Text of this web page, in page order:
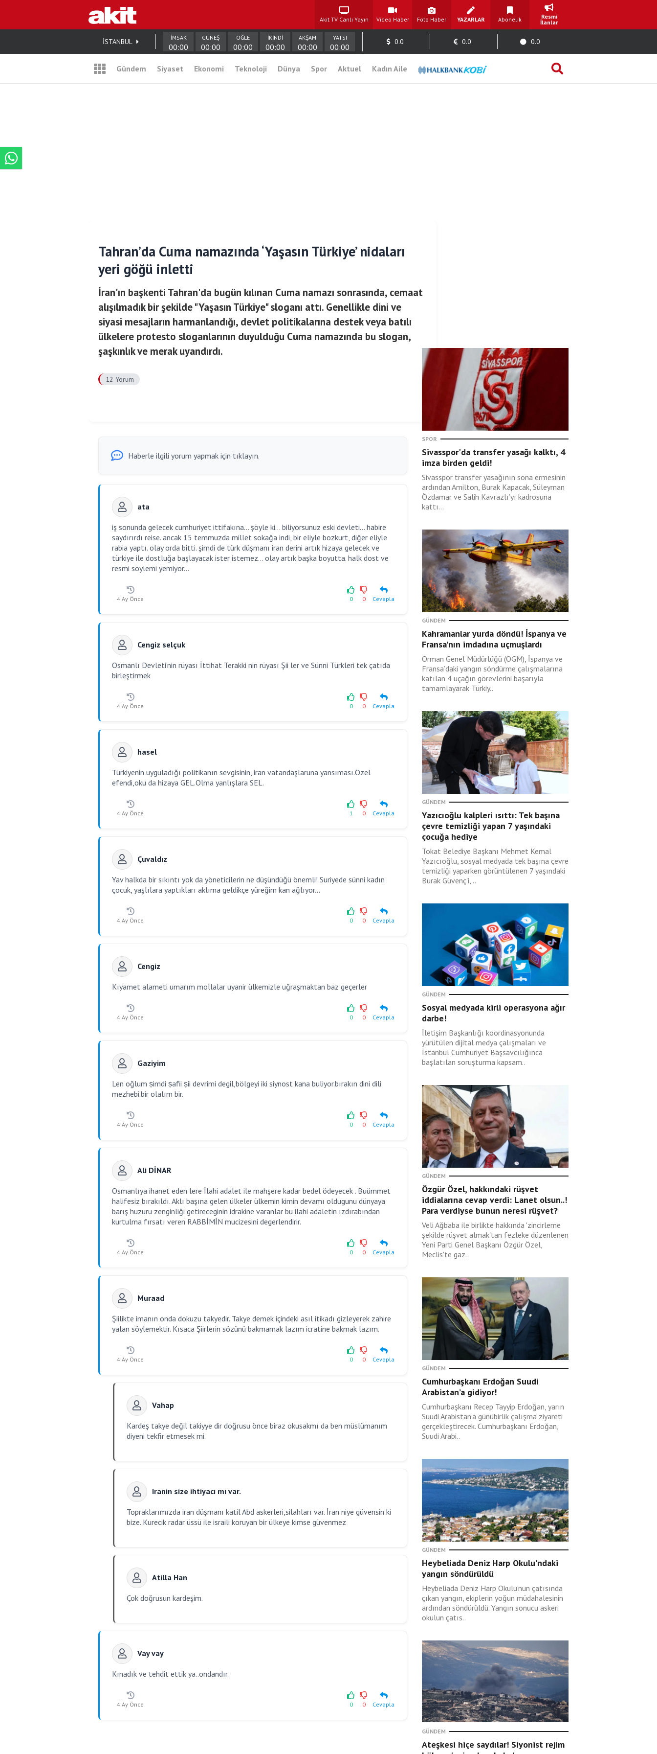
Akit TV Canlı Yayın Video Haber Foto Haber YAZARLAR Abonelik
Resmi
İlanlar
İSTANBUL İMSAK
00:00
GÜNEŞ
00:00
ÖĞLE
00:00
İKİNDİ
00:00
AKŞAM
00:00
YATSI
00:00
0.0 0.0 0.0
Gündem Siyaset Ekonomi Teknoloji Dünya Spor Aktuel Kadın Aile
Tahran’da Cuma namazında ‘Yaşasın Türkiye’ nidaları
yeri göğü inletti
İran'ın başkenti Tahran'da bugün kılınan Cuma namazı sonrasında, cemaat
alışılmadık bir şekilde "Yaşasın Türkiye" sloganı attı. Genellikle dini ve
siyasi mesajların harmanlandığı, devlet politikalarına destek veya batılı
ülkelere protesto sloganlarının duyulduğu Cuma namazında bu slogan,
şaşkınlık ve merak uyandırdı.
12 Yorum
Haberle ilgili yorum yapmak için tıklayın.
ata
iş sonunda gelecek cumhuriyet ittifakına... şöyle ki... biliyorsunuz eski devleti... habire
saydırırdı reise. ancak 15 temmuzda millet sokağa indi, bir eliyle bozkurt, diğer eliyle
rabia yaptı. olay orda bitti. şimdi de türk düşmanı iran derini artık hizaya gelecek ve
türkiye ile dostluğa başlayacak ister istemez... olay artık başka boyutta. halk dost ve
resmi söylemi yemiyor...
4 Ay Önce 0 0 Cevapla
Cengiz selçuk
Osmanlı Devleti'nin rüyası İttihat Terakki nin rüyası Şii ler ve Sünni Türkleri tek çatıda
birleştirmek
4 Ay Önce 0 0 Cevapla
hasel
Türkiyenin uyguladığı politikanın sevgisinin, iran vatandaşlaruna yansıması.Özel
efendi,oku da hizaya GEL.Olma yanlışlara SEL.
4 Ay Önce 1 0 Cevapla
Çuvaldız
Yav halkda bir sıkıntı yok da yöneticilerin ne düşündüğü önemli! Suriyede sünni kadın
çocuk, yaşlılara yaptıkları aklıma geldikçe yüreğim kan ağlıyor...
4 Ay Önce 0 0 Cevapla
Cengiz
Kıyamet alameti umarım mollalar uyanir ülkemizle uğraşmaktan baz geçerler
4 Ay Önce 0 0 Cevapla
Gaziyim
Len oğlum ṣimdi ṣafii ṣii devrimi degil,bölgeyi iki siynost kana buliyor.bırakın dini dili
mezhebi.bir olalım bir.
4 Ay Önce 0 0 Cevapla
Ali DİNAR
Osmanlıya ihanet eden lere İlahi adalet ile mahşere kadar bedel ödeyecek . Buümmet
halifesiz bırakıldı. Aklı başına gelen ülkeler ülkemin kimin devamı oldugunu dünyaya
barış huzuru zenginliği getireceginin idrakine varanlar bu ilahi adaletin ızdırabından
kurtulma fırsatı veren RABBİMİN mucizesini degerlendirir.
4 Ay Önce 0 0 Cevapla
Muraad
Şiilikte imanın onda dokuzu takyedir. Takye demek içindeki asıl itikadı gizleyerek zahire
yalan söylemektir. Kısaca Şiirlerin sözünü bakmamak lazım icratine bakmak lazım.
4 Ay Önce 0 0 Cevapla
Vahap
Kardeş takye değil takiyye dir doğrusu önce biraz okusakmı da ben müslümanım
diyeni tekfir etmesek mi.
Iranin size ihtiyacı mı var.
Topraklarımızda iran düşmanı katil Abd askerleri,silahları var. İran niye güvensin ki
bize. Kurecik radar üssü ile israili koruyan bir ülkeye kimse güvenmez
Atilla Han
Çok doğrusun kardeşim.
Vay vay
Kınadık ve tehdit ettik ya..ondandır..
4 Ay Önce 0 0 Cevapla
SPOR
Sivasspor'da transfer yasağı kalktı, 4
imza birden geldi!
Sivasspor transfer yasağının sona ermesinin
ardından Amilton, Burak Kapacak, Süleyman
Özdamar ve Salih Kavrazlı’yı kadrosuna
kattı...
GÜNDEM
Kahramanlar yurda döndü! İspanya ve
Fransa'nın imdadına uçmuşlardı
Orman Genel Müdürlüğü (OGM), İspanya ve
Fransa’daki yangın söndürme çalışmalarına
katılan 4 uçağın görevlerini başarıyla
tamamlayarak Türkiy..
GÜNDEM
Yazıcıoğlu kalpleri ısıttı: Tek başına
çevre temizliği yapan 7 yaşındaki
çocuğa hediye
Tokat Belediye Başkanı Mehmet Kemal
Yazıcıoğlu, sosyal medyada tek başına çevre
temizliği yaparken görüntülenen 7 yaşındaki
Burak Güvenç'i, ..
GÜNDEM
Sosyal medyada kirli operasyona ağır
darbe!
İletişim Başkanlığı koordinasyonunda
yürütülen dijital medya çalışmaları ve
İstanbul Cumhuriyet Başsavcılığınca
başlatılan soruşturma kapsam..
GÜNDEM
Özgür Özel, hakkındaki rüşvet
iddialarına cevap verdi: Lanet olsun..!
Para verdiyse bunun neresi rüşvet?
Veli Ağbaba ile birlikte hakkında 'zincirleme
şekilde rüşvet almak'tan fezleke düzenlenen
Yeni Parti Genel Başkanı Özgür Özel,
Meclis'te gaz..
GÜNDEM
Cumhurbaşkanı Erdoğan Suudi
Arabistan’a gidiyor!
Cumhurbaşkanı Recep Tayyip Erdoğan, yarın
Suudi Arabistan’a günübirlik çalışma ziyareti
gerçekleştirecek. Cumhurbaşkanı Erdoğan,
Suudi Arabi..
GÜNDEM
Heybeliada Deniz Harp Okulu'ndaki
yangın söndürüldü
Heybeliada Deniz Harp Okulu'nun çatısında
çıkan yangın, ekiplerin yoğun müdahalesinin
ardından söndürüldü. Yangın sonucu askeri
okulun çatıs..
GÜNDEM
Ateşkesi hiçe saydılar! Siyonist rejim